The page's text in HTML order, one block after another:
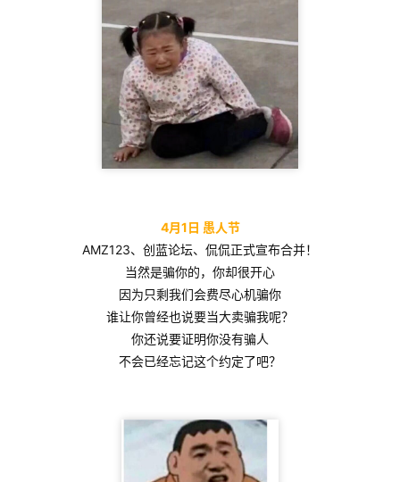
4月1日 愚人节
AMZ123、创蓝论坛、侃侃正式宣布合并！
当然是骗你的，你却很开心
因为只剩我们会费尽心机骗你
谁让你曾经也说要当大卖骗我呢？
你还说要证明你没有骗人
不会已经忘记这个约定了吧？